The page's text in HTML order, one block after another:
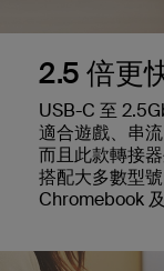
2.5 倍更
USB-C 至
適合遊戲、串
而且此款轉接
搭配大多數型
Chromebook